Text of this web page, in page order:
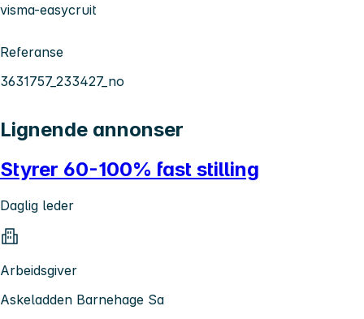
visma-easycruit
Referanse
3631757_233427_no
Lignende annonser
Styrer 60-100% fast stilling
Daglig leder
Arbeidsgiver
Askeladden Barnehage Sa